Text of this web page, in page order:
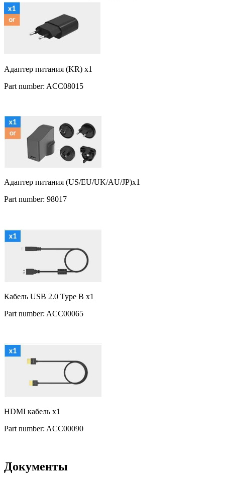
Адаптер питания (KR) x1
Part number: ACC08015
Адаптер питания (US/EU/UK/AU/JP)x1
Part number: 98017
Кабель USB 2.0 Type B x1
Part number: ACC00065
HDMI кабель x1
Part number: ACC00090
Документы